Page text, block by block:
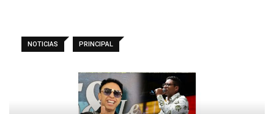
NOTICIAS PRINCIPAL